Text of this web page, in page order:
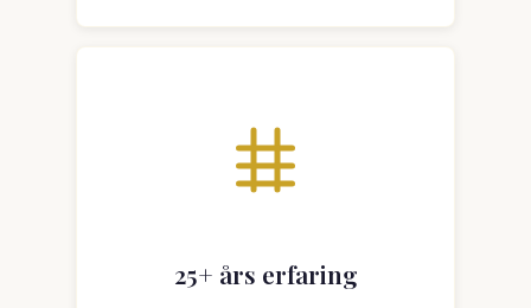
25+ års erfaring